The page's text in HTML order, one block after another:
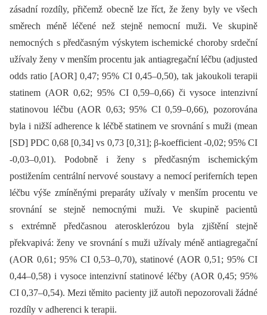
zásadní rozdíly, přičemž obecně lze říct, že ženy byly ve všech
směrech méně léčené než stejně nemocní muži. Ve skupině
nemocných s předčasným výskytem isch­emické choroby srdeční
užívaly ženy v menším procentu jak antiagregační léčbu (adjusted
odds ratio [AOR] 0,47; 95% CI 0,45–0,50), tak jakoukoli terapii
statinem (AOR 0,62; 95% CI 0,59–0,66) či vysoce intenzivní
statinovou léčbu (AOR 0,63; 95% CI 0,59–0,66), pozorována
byla i nižší adherence k léčbě statinem ve srovnání s muži (mean
[SD] PDC 0,68 [0,34] vs 0,73 [0,31]; β-koefficient -0,02; 95% CI
-0,03–0,01). Podobně i ženy s předčasným ischemickým
postižením centrální nervové soustavy a nemocí periferních tepen
léčbu výše zmíněnými preparáty užívaly v menším procentu ve
srovnání se stejně nemocnými muži. Ve skupině pacientů
s extrémně předčasnou aterosklerózou byla zjištění stejně
překvapivá: ženy ve srovnání s muži užívaly méně antiagregační
(AOR 0,61; 95% CI 0,53–0,70), statinové (AOR 0,51; 95% CI
0,44–0,58) i vysoce intenzivní statinové léčby (AOR 0,45; 95%
CI 0,37–0,54). Mezi těmito pacienty již autoři nepozorovali žádné
rozdíly v adherenci k terapii.